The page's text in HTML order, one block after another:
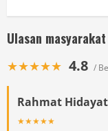
Ulasan masyarakat
★★★★★ 4.8 /
Rahmat Hidayat
★★★★★